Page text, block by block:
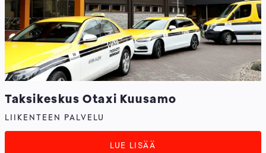
Taksikeskus Otaxi Kuusamo
LIIKENTEEN PALVELU
LUE LISÄÄ